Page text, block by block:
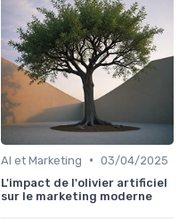
AI et Marketing • 03/04/2025
L'impact de l'olivier artificiel
sur le marketing moderne